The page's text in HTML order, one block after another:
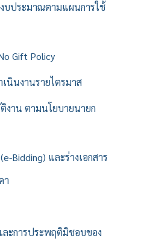
งบประมาณตามแผนการใช้
Gift Policy
นินงานรายไตรมาส
งาน ตามนโยบายนายก
Bidding) และร่างเอกสาร
า
ละการประพฤติมิชอบของ